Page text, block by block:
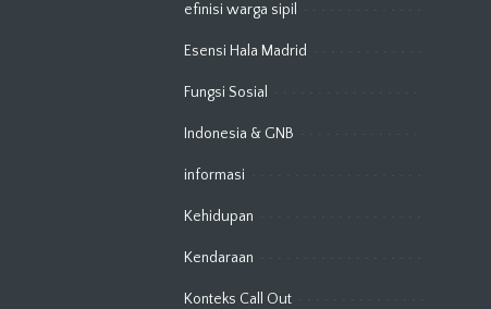
efinisi warga sipil
Esensi Hala Madrid
Fungsi Sosial
Indonesia & GNB
informasi
Kehidupan
Kendaraan
Konteks Call Out